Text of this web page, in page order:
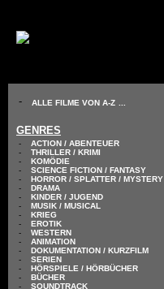
- ALLE FILME VON A-Z
GENRES
-
-
-
-
-
-
-
-
-
-
-
-
-
-
-
-
-
ACTION / ABENTEUER
THRILLER / KRIMI
KOMÖDIE
SCIENCE FICTION / FANTASY
HORROR / SPLATTER / MYSTERY
DRAMA
KINDER / JUGEND
MUSIK / MUSICAL
KRIEG
EROTIK
WESTERN
ANIMATION
DOKUMENTATION / KURZFILM
SERIEN
HÖRSPIELE / HÖRBÜCHER
BÜCHER
SOUNDTRACK